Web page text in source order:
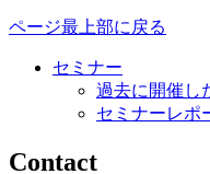
ページ最上部に戻る
セミナー
過去に開催し
セミナーレポ
Contact